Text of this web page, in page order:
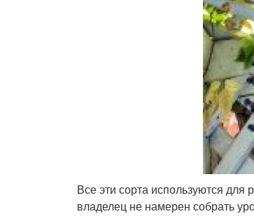
Все эти сорта используются
владелец не намерен собрать